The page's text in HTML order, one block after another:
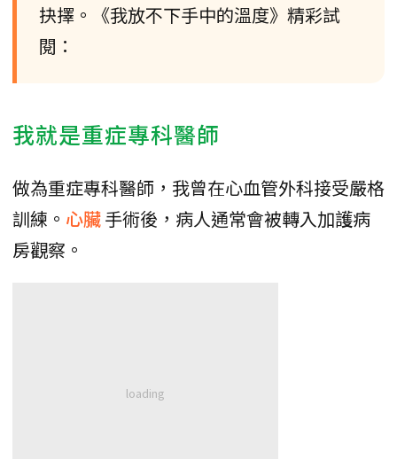
抉擇。《我放不下手中的溫度》精彩試
閱：
我就是重症專科醫師
做為重症專科醫師，我曾在心血管外科接受嚴格
訓練。 心臟手術後，病人通常會被轉入加護病
房觀察。